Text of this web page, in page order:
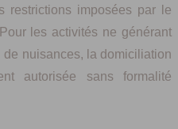
restrictions imposées par le
les activités ne générant
nuisances, la domiciliation
autorisée sans formalité